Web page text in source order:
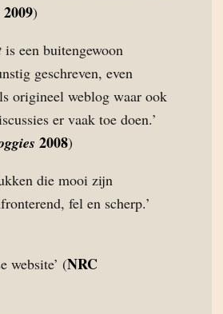
2009)
is een buitengewoon
geschreven, even
origineel weblog waar ook
er vaak toe doen.’
2008)
die mooi zijn
fel en scherp.’
website’ (NRC